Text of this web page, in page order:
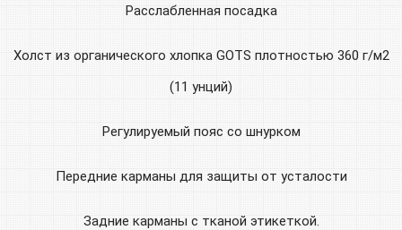
Расслабленная посадка
Холст из органического хлопка GOTS плотностью 360 г/м2
(11 унций)
Регулируемый пояс со шнурком
Передние карманы для защиты от усталости
Задние карманы с тканой этикеткой.